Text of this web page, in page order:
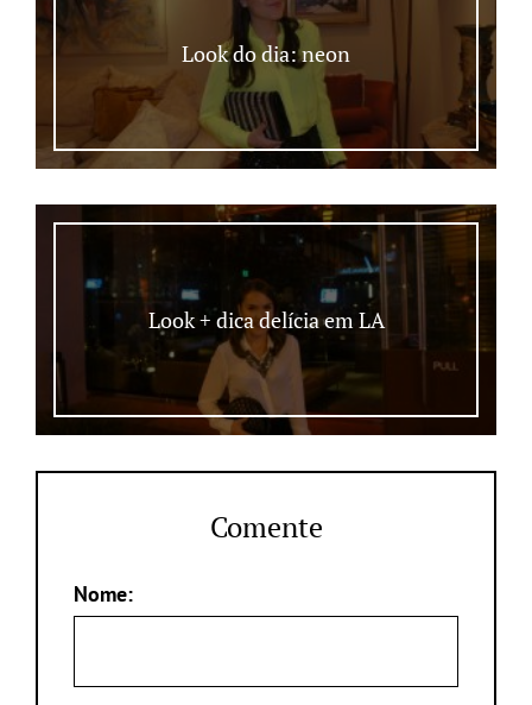
Look do dia: neon
Look + dica delícia em LA
Comente
Nome: